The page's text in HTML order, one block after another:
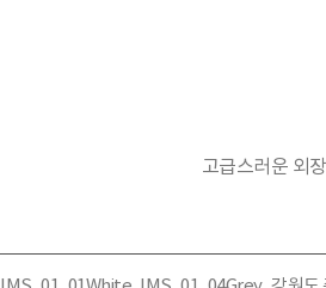
고급스러운 외